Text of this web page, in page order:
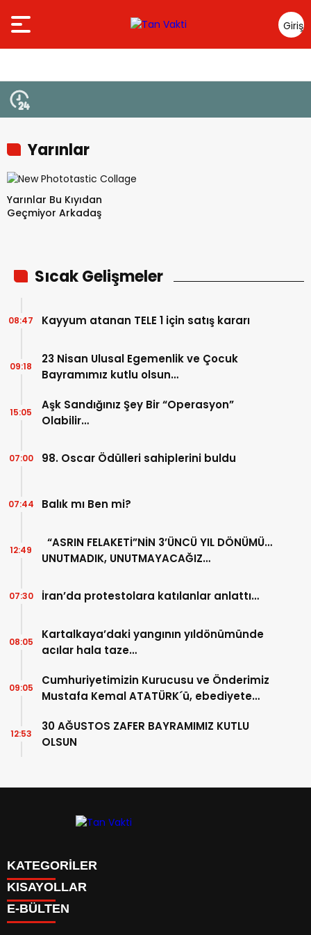
Giriş
Yap
Yarınlar
Yarınlar Bu Kıyıdan
Geçmiyor Arkadaş
Sıcak Gelişmeler
Kayyum atanan TELE 1 için satış kararı
08:47
23 Nisan Ulusal Egemenlik ve Çocuk
Bayramımız kutlu olsun…
09:18
Aşk Sandığınız Şey Bir “Operasyon”
Olabilir…
15:05
98. Oscar Ödülleri sahiplerini buldu
07:00
Balık mı Ben mi?
07:44
“ASRIN FELAKETİ”NİN 3’ÜNCÜ YIL DÖNÜMÜ…
UNUTMADIK, UNUTMAYACAĞIZ…
12:49
İran’da protestolara katılanlar anlattı…
07:30
Kartalkaya’daki yangının yıldönümünde
acılar hala taze…
08:05
Cumhuriyetimizin Kurucusu ve Önderimiz
Mustafa Kemal ATATÜRK´ü, ebediyete
09:05
30 AĞUSTOS ZAFER BAYRAMIMIZ KUTLU
OLSUN
12:53
KATEGORİLER
BİYOGRAFİLER
DÜNYA
KISAYOLLAR
Menü seçimi yapın. WP-ADMIN → Görünüm → Menüler
sayfasından menü eşleştirmesi yapınız.
E-BÜLTEN